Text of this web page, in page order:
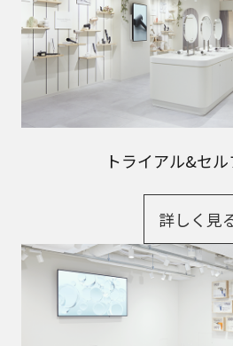
トライアル&セ
詳しく見